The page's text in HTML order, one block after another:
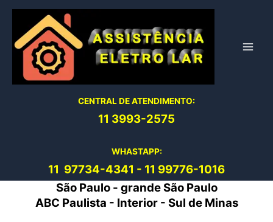
conteúdo
CENTRAL DE ATENDIMENTO:
11 3993-2575
WHASTAPP:
11 97734-4341 - 11 99776-1016
São Paulo - grande São Paulo
ABC Paulista - Interior - Sul de Minas